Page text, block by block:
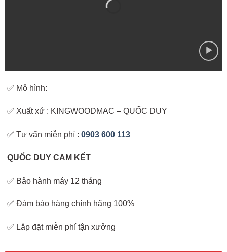
✅ Mô hình:
✅ Xuất xứ : KINGWOODMAC – QUỐC DUY
✅ Tư vấn miễn phí :0903 600 113
QUỐC DUY CAM KẾT
✅ Bảo hành máy 12 tháng
✅ Đảm bảo hàng chính hãng 100%
✅ Lắp đặt miễn phí tận xưởng